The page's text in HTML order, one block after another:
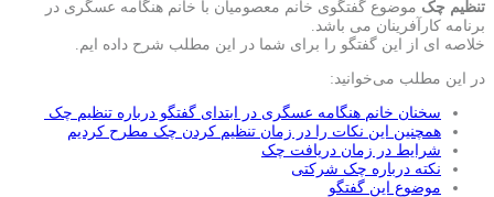
تنظیم چک موضوع گفتگوی خانم معصومیان با خانم هنگامه عسگری در
برنامه کارآفرینان می باشد.
خلاصه ای از این گفتگو را برای شما در این مطلب شرح داده ایم.
در این مطلب می‌خوانید:
سخنان خانم هنگامه عسگری در ابتدای گفتگو درباره تنظیم چک
همچنین این نکات را در زمان تنظیم کردن چک مطرح کردیم
شرایط در زمان دریافت چک
نکته درباره چک شرکتی
موضوع این گفتگو